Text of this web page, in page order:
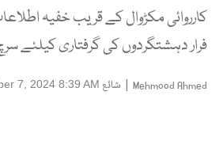
فرار دہشتگردوں کی گرفتاری کیلئے
Mehmood Ahmed
| شائع 7, 2024 8:39 AM